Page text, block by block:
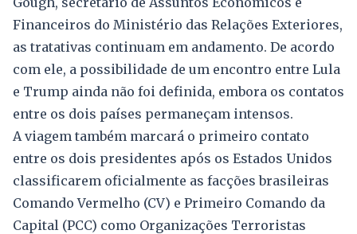
Financeiros do Ministério das Relações Exteriores,
as tratativas continuam em andamento. De acordo
com ele, a possibilidade de um encontro entre Lula
e Trump ainda não foi definida, embora os contatos
entre os dois países permaneçam intensos.
A viagem também marcará o primeiro contato
entre os dois presidentes após os Estados Unidos
classificarem oficialmente as facções brasileiras
Comando Vermelho (CV) e Primeiro Comando da
Capital (PCC) como Organizações Terroristas